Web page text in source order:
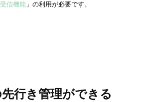
信機能 」の利用が必要です。
行き管理ができる